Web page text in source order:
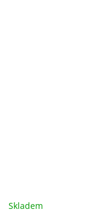
Skladem